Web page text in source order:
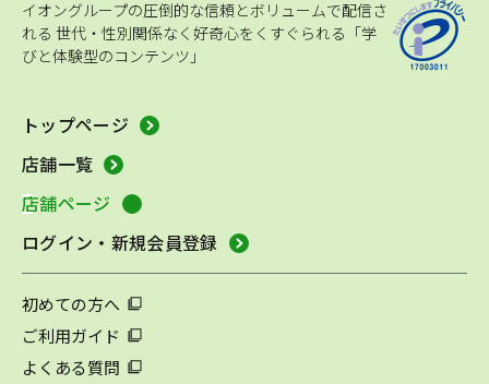
イオングループの圧倒的な信頼とボリュームで配信さ
れる 世代・性別関係なく好奇心をくすぐられる「学
びと体験型のコンテンツ」
トップページ
店舗一覧
店舗ページ
ログイン・新規会員登録
初めての方へ
ご利用ガイド
よくある質問